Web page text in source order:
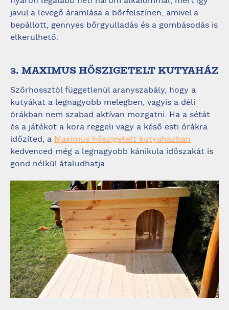
javul a levegő áramlása a bőrfelszínen, amivel a
bepállott, gennyes bőrgyulladás és a gombásodás is
elkerülhető.
3. MAXIMUS HŐSZIGETELT KUTYAHÁZ
Szőrhossztól függetlenül aranyszabály, hogy a
kutyákat a legnagyobb melegben, vagyis a déli
órákban nem szabad aktívan mozgatni. Ha a sétát
és a játékot a kora reggeli vagy a késő esti órákra
időzíted, a Maximus hőszigetelt kutyaházban
kedvenced még a legnagyobb kánikula időszakát is
gond nélkül átaludhatja.